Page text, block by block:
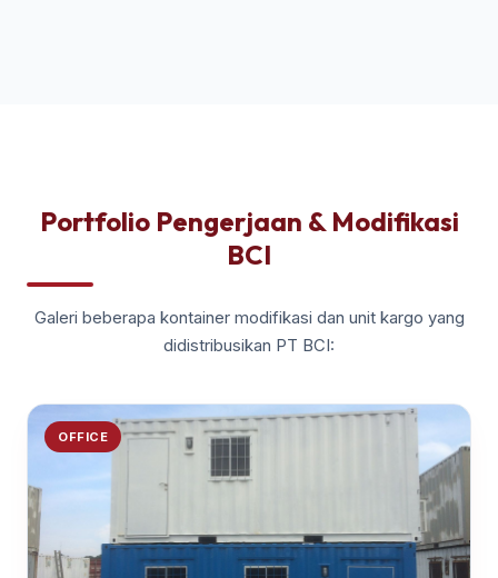
Portfolio Pengerjaan & Modifikasi
BCI
Galeri beberapa kontainer modifikasi dan unit kargo yang
didistribusikan PT BCI:
OFFICE